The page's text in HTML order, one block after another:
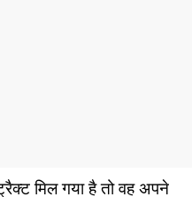
मिल गया है तो वह अपने